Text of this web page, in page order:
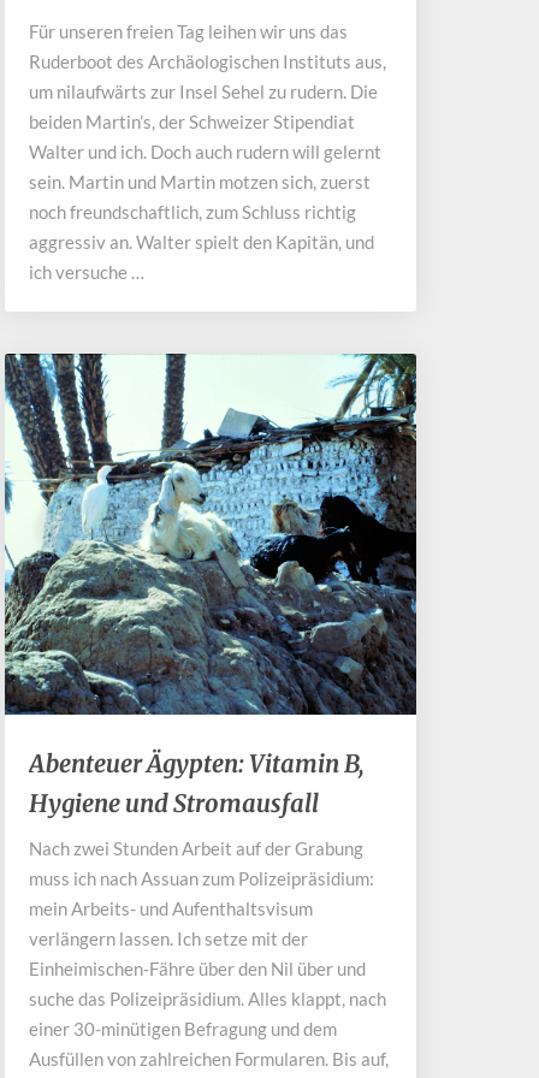
der
Insel
Für unseren freien Tag leihen wir uns das
Ruderboot des Archäologischen Instituts aus,
um nilaufwärts zur Insel Sehel zu rudern. Die
beiden Martin’s, der Schweizer Stipendiat
Walter und ich. Doch auch rudern will gelernt
sein. Martin und Martin motzen sich, zuerst
noch freundschaftlich, zum Schluss richtig
aggressiv an. Walter spielt den Kapitän, und
ich versuche …
Abenteuer
Ägypten:
Vitamin
Hygiene
und
Stromausfall
Abenteuer Ägypten: Vitamin B,
Hygiene und Stromausfall
Nach zwei Stunden Arbeit auf der Grabung
muss ich nach Assuan zum Polizeipräsidium:
mein Arbeits- und Aufenthaltsvisum
verlängern lassen. Ich setze mit der
Einheimischen-Fähre über den Nil über und
suche das Polizeipräsidium. Alles klappt, nach
einer 30-minütigen Befragung und dem
Ausfüllen von zahlreichen Formularen. Bis auf,